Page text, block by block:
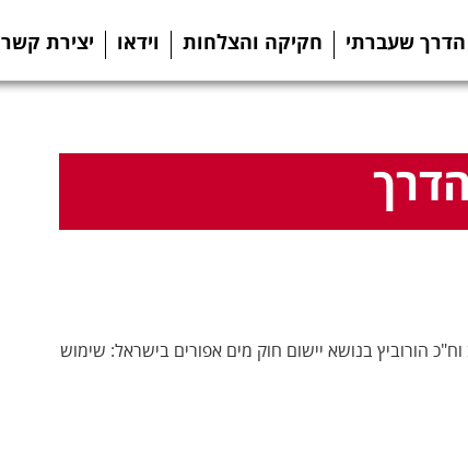
הדרך שעברתי חקיקה והצלחות וידאו יצירת קשר
הורוביץ בנושא יישום חוק מים אפורים בישראל: שימוש